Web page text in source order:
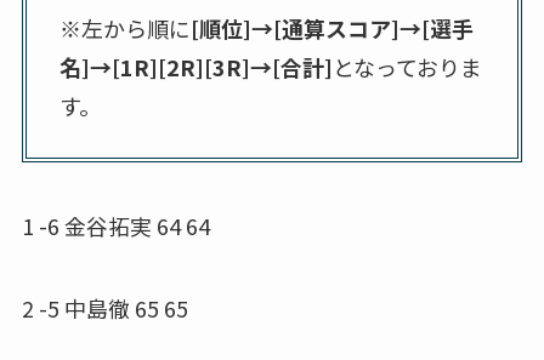
※左から順に[順位]→[通算スコア]→[選手
名]→[1R][2R][3R]→[合計]となっておりま
す。
1 -6 金谷拓実 64 64
2 -5 中島徹 65 65